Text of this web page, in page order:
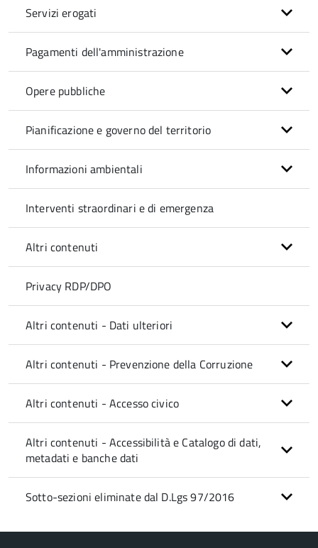
Servizi erogati
Pagamenti dell'amministrazione
Opere pubbliche
Pianificazione e governo del territorio
Informazioni ambientali
Interventi straordinari e di emergenza
Altri contenuti
Privacy RDP/DPO
Altri contenuti - Dati ulteriori
Altri contenuti - Prevenzione della Corruzione
Altri contenuti - Accesso civico
Altri contenuti - Accessibilità e Catalogo di dati,
metadati e banche dati
Sotto-sezioni eliminate dal D.Lgs 97/2016